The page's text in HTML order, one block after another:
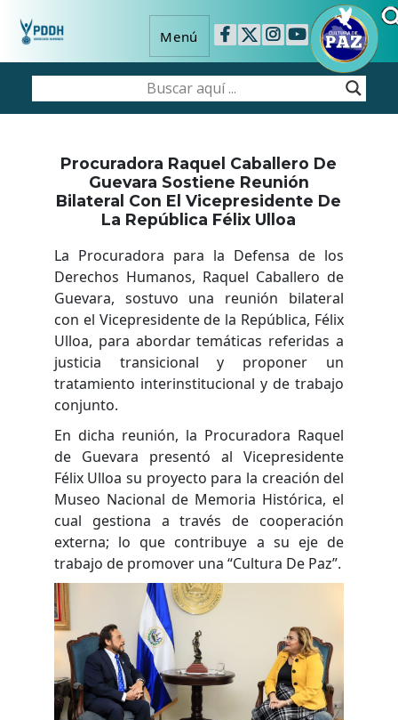
Menú
Procuradora Raquel Caballero De
Guevara Sostiene Reunión
Bilateral Con El Vicepresidente De
La República Félix Ulloa
La Procuradora para la Defensa de los
Derechos Humanos, Raquel Caballero de
Guevara, sostuvo una reunión bilateral
con el Vicepresidente de la República, Félix
Ulloa, para abordar temáticas referidas a
justicia transicional y proponer un
tratamiento interinstitucional y de trabajo
conjunto.
En dicha reunión, la Procuradora Raquel
de Guevara presentó al Vicepresidente
Félix Ulloa su proyecto para la creación del
Museo Nacional de Memoria Histórica, el
cual gestiona a través de cooperación
externa; lo que contribuye a su eje de
trabajo de promover una “Cultura De Paz”.